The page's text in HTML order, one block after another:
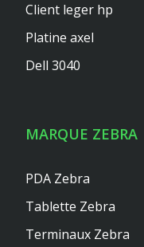
Client leger hp
Platine axel
Dell 3040
MARQUE ZEBRA
PDA Zebra
Tablette Zebra
Terminaux Zebra